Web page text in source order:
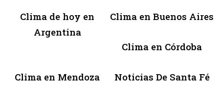
Clima de hoy en
Argentina
Clima en Buenos Aires
Clima en Córdoba
Clima en Mendoza Noticias De Santa Fé